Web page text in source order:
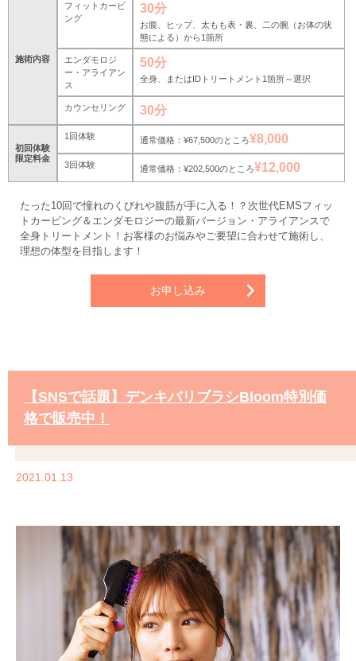
施術内容
フィットカービ
ング
30分
お腹、ヒップ、太もも表・裏、二の腕（お体の状
態による）から1箇所
エンダモロジ
ー・アライアン
ス
50分
全身、またはIDトリートメント1箇所～選択
カウンセリング 30分
初回体験
限定料金
1回体験 通常価格：¥67,500のところ¥8,000
3回体験 通常価格：¥202,500のところ¥12,000
たった10回で憧れのくびれや腹筋が手に入る！？次世代EMSフィッ
トカービング＆エンダモロジーの最新バージョン・アライアンスで
全身トリートメント！お客様のお悩みやご要望に合わせて施術し、
理想の体型を目指します！
お申し込み
【SNSで話題】デンキバリブラシBloom特別価
格で販売中！
2021.01.13